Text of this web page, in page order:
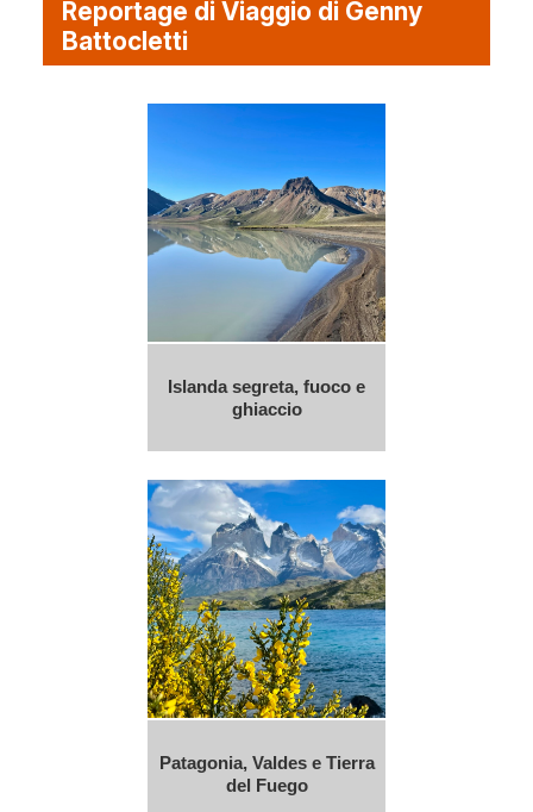
Reportage di Viaggio di Genny
Battocletti
Islanda segreta, fuoco e
ghiaccio
Patagonia, Valdes e Tierra
del Fuego